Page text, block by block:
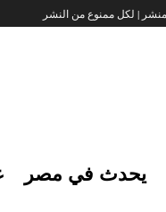
| لكل ممنوع من النشر
يحدث في مصر